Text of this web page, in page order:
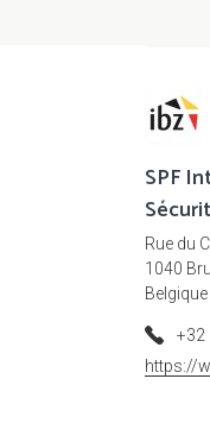
SPF
Rue du
1040
Belgique
+32
https://